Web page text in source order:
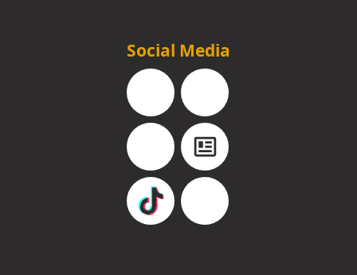
Social Media
Facebook Instagram
YouTube Blog
TikTok Pinterest